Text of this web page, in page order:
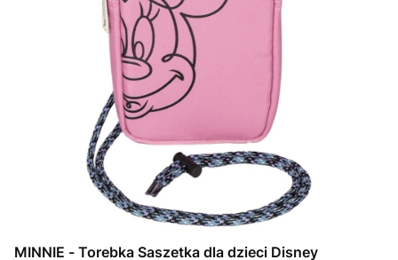
MINNIE - Torebka Saszetka dla dzieci Disney